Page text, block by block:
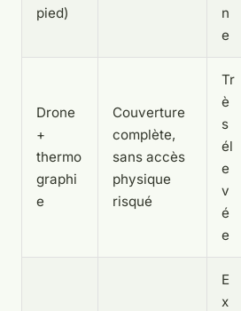
pied)
n
e
Drone
+
thermo
graphi
e
Couverture
complète,
sans accès
physique
risqué
Tr
è
s
él
e
v
é
e
E
x